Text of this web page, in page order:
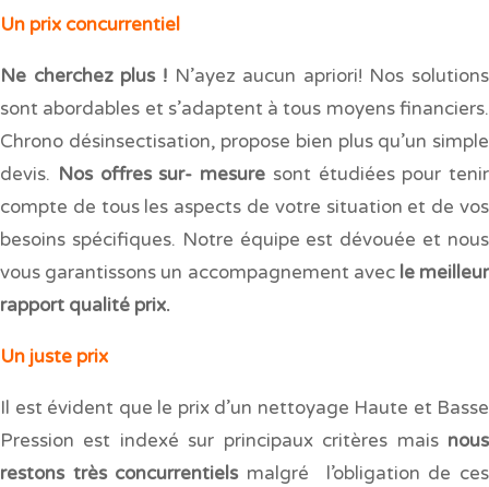
Un prix concurrentiel
Ne cherchez plus !N’ayez aucun apriori! Nos solutions
sont abordables et s’adaptent à tous moyens financiers.
Chrono désinsectisation, propose bien plus qu’un simple
devis. Nos offres sur- mesure sont étudiées pour tenir
compte de tous les aspects de votre situation et de vos
besoins spécifiques. Notre équipe est dévouée et nous
vous garantissons un accompagnement avec le meilleur
rapport qualité prix.
Un juste prix
Il est évident que le prix d’un nettoyage Haute et Basse
Pression est indexé sur principaux critères mais nous
restons très concurrentielsmalgré l’obligation de ces